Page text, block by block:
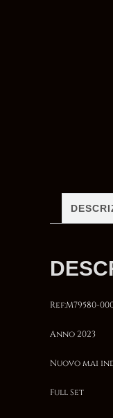
Ref:M79580-
Anno 2023
Nuovo mai
Full Set